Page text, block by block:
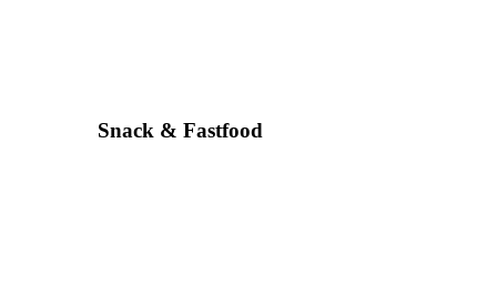
Snack & Fastfood